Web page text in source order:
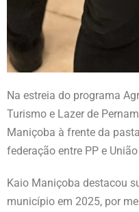
Na estreia do programa
Turismo e Lazer de
Maniçoba à frente da
federação entre PP e
Kaio Maniçoba destacou
município em 2025, por